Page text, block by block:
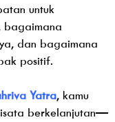
untuk
bagaimana
dan bagaimana
positif.
Yatra, kamu
berkelanjutan—